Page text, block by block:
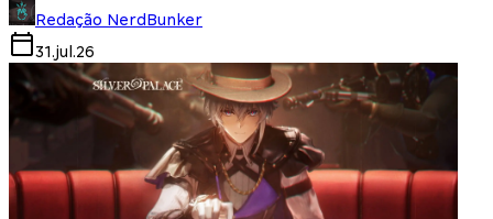
Redação NerdBunker
31.jul.26